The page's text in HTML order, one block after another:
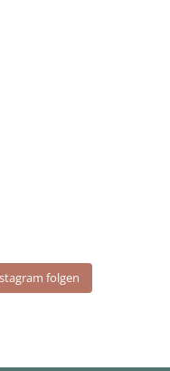
folgen